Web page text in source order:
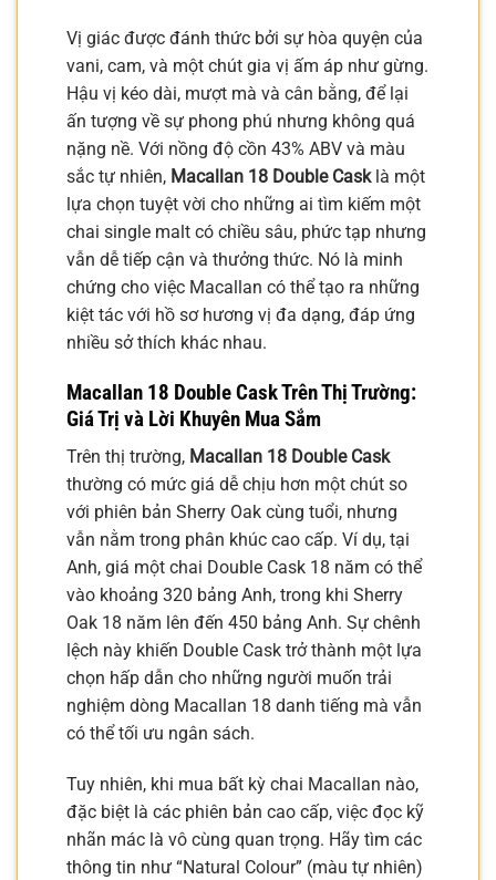
Vị giác được đánh thức bởi sự hòa quyện của
vani, cam, và một chút gia vị ấm áp như gừng.
Hậu vị kéo dài, mượt mà và cân bằng, để lại
ấn tượng về sự phong phú nhưng không quá
nặng nề. Với nồng độ cồn 43% ABV và màu
sắc tự nhiên, Macallan 18 Double Casklà một
lựa chọn tuyệt vời cho những ai tìm kiếm một
chai single malt có chiều sâu, phức tạp nhưng
vẫn dễ tiếp cận và thưởng thức. Nó là minh
chứng cho việc Macallan có thể tạo ra những
kiệt tác với hồ sơ hương vị đa dạng, đáp ứng
nhiều sở thích khác nhau.
Macallan 18 Double Cask Trên Thị Trường:
Giá Trị và Lời Khuyên Mua Sắm
Trên thị trường, Macallan 18 Double Cask
thường có mức giá dễ chịu hơn một chút so
với phiên bản Sherry Oak cùng tuổi, nhưng
vẫn nằm trong phân khúc cao cấp. Ví dụ, tại
Anh, giá một chai Double Cask 18 năm có thể
vào khoảng 320 bảng Anh, trong khi Sherry
Oak 18 năm lên đến 450 bảng Anh. Sự chênh
lệch này khiến Double Cask trở thành một lựa
chọn hấp dẫn cho những người muốn trải
nghiệm dòng Macallan 18 danh tiếng mà vẫn
có thể tối ưu ngân sách.
Tuy nhiên, khi mua bất kỳ chai Macallan nào,
đặc biệt là các phiên bản cao cấp, việc đọc kỹ
nhãn mác là vô cùng quan trọng. Hãy tìm các
thông tin như “Natural Colour” (màu tự nhiên)